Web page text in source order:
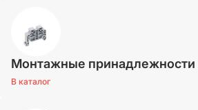
Монтажные принадлежности
В каталог